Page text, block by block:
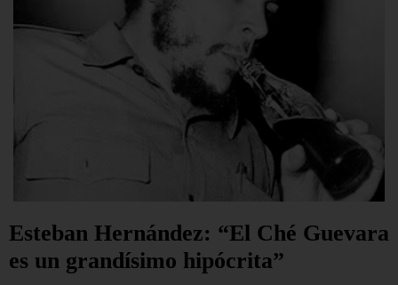
Esteban Hernández: “El Ché Guevara
es un grandísimo hipócrita”